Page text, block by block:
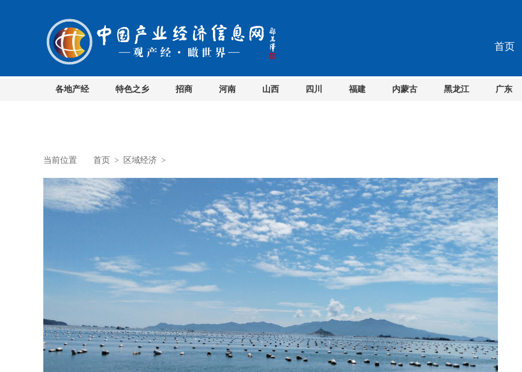
首页
各地产经 特色之乡 招商 河南 山西 四川 福建 内蒙古 黑龙江 广东
当前位置 首页 > 区域经济 >